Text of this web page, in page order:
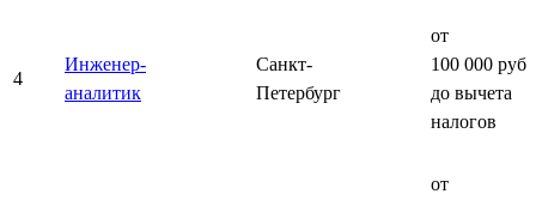
4
Инженер-
аналитик
Санкт-
Петербург
от
100 000 руб.
до вычета
налогов
от